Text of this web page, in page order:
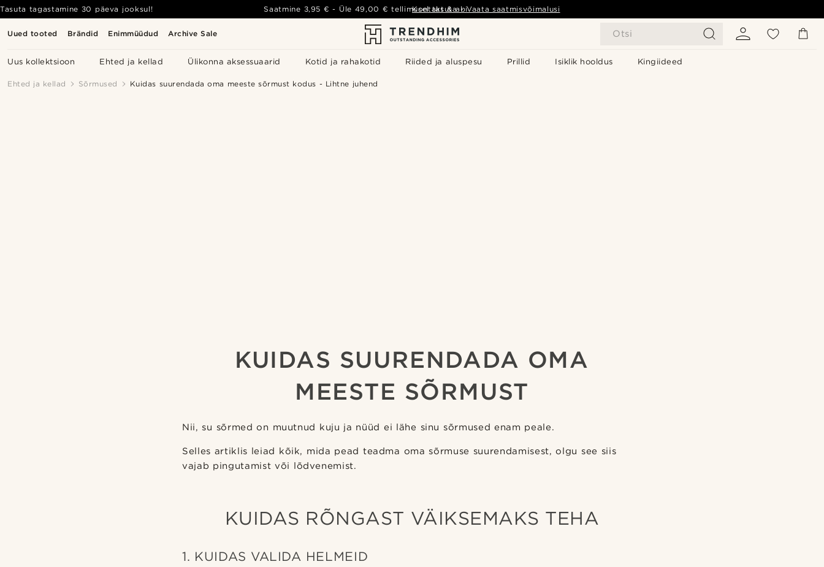
Uued tooted Brändid Enimmüüdud Archive Sale Otsi
Uus kollektsioon Ehted ja kellad Ülikonna aksessuaarid Kotid ja rahakotid Riided ja aluspesu Prillid Isiklik hooldus Kingiideed
Tasuta tagastamine 30 päeva jooksul! Saatmine 3,95 € - Üle 49,00 € tellimusel tasuta- Vaata saatmisvõimalusi
Kontakt & abi
Ehted ja kellad Sõrmused Kuidas suurendada oma meeste sõrmust kodus - Lihtne juhend
KUIDAS SUURENDADA OMA
MEESTE SÕRMUST
Nii, su sõrmed on muutnud kuju ja nüüd ei lähe sinu sõrmused enam peale.
Selles artiklis leiad kõik, mida pead teadma oma sõrmuse suurendamisest, olgu see siis
vajab pingutamist või lõdvenemist.
KUIDAS RÕNGAST VÄIKSEMAKS TEHA
1. KUIDAS VALIDA HELMEID